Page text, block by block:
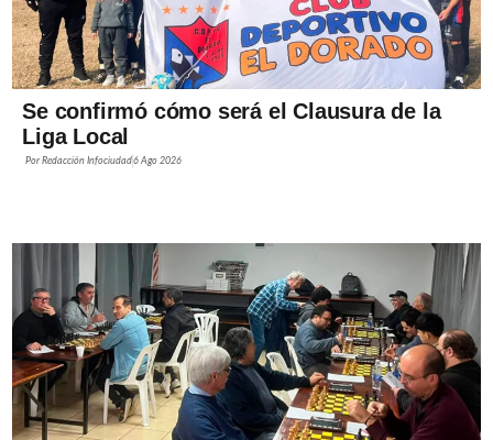
Se confirmó cómo será el Clausura de la
Liga Local
PorRedacción Infociudad6 Ago 2026